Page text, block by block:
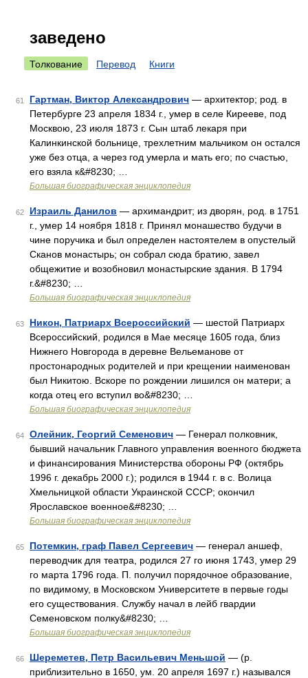
заведено
Толкование Перевод Книги
61 Гартман, Виктор Александрович — архитектор; род. в
Петербурге 23 апреля 1834 г., умер в селе Кирееве, под
Москвою, 23 июля 1873 г. Сын штаб лекаря при
Калинкинской больнице, трехлетним мальчиком он остался
уже без отца, а через год умерла и мать его; по счастью,
его взяла к&#8230; …
Большая биографическая энциклопедия
62 Израиль Данилов — архимандрит; из дворян, род. в 1751
г., умер 14 ноября 1818 г. Принял монашество будучи в
чине поручика и был определен настоятелем в опустелый
Сканов монастырь; он собрал сюда братию, завел
общежитие и возобновил монастырские здания. В 1794
г.&#8230; …
Большая биографическая энциклопедия
63 Никон, Патриарх Всероссийский — шестой Патриарх
Всероссийский, родился в Мае месяце 1605 года, близ
Нижнего Новгорода в деревне Вельеманове от
простонародных родителей и при крещении наименован
был Никитою. Вскоре по рождении лишился он матери; а
когда отец его вступил во&#8230; …
Большая биографическая энциклопедия
64 Олейник, Георгий Семенович — Генерал полковник,
бывший начальник Главного управления военного бюджета
и финансирования Министерства обороны РФ (октябрь
1996 г. декабрь 2000 г.); родился в 1944 г. в с. Волица
Хмельницкой области Украинской СССР; окончил
Ярославское военное&#8230; …
Большая биографическая энциклопедия
65 Потемкин, граф Павел Сергеевич — генерал аншеф,
переводчик для театра, родился 27 го июня 1743, умер 29
го марта 1796 года. П. получил порядочное образование,
по видимому, в Московском Университете в первые годы
его существования. Службу начал в лейб гвардии
Семеновском полку&#8230; …
Большая биографическая энциклопедия
66 Шереметев, Петр Васильевич Меньшой — (р.
приблизительно в 1650, ум. 20 апреля 1697 г.) назывался